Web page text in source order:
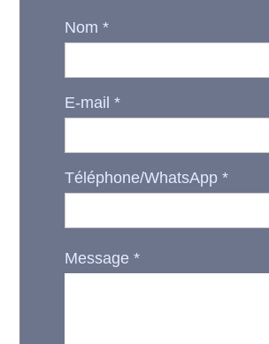
Nom*
E-mail*
Téléphone/WhatsApp*
Message*